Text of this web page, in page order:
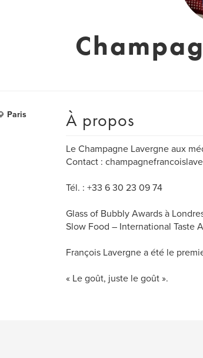
Paris À propos
Le Champagne Lavergne aux
Contact :
Tél. : +33 6 30 23 09 74
Glass of Bubbly Awards à
Slow Food – International Taste
François Lavergne a été le
« Le goût, juste le goût ».